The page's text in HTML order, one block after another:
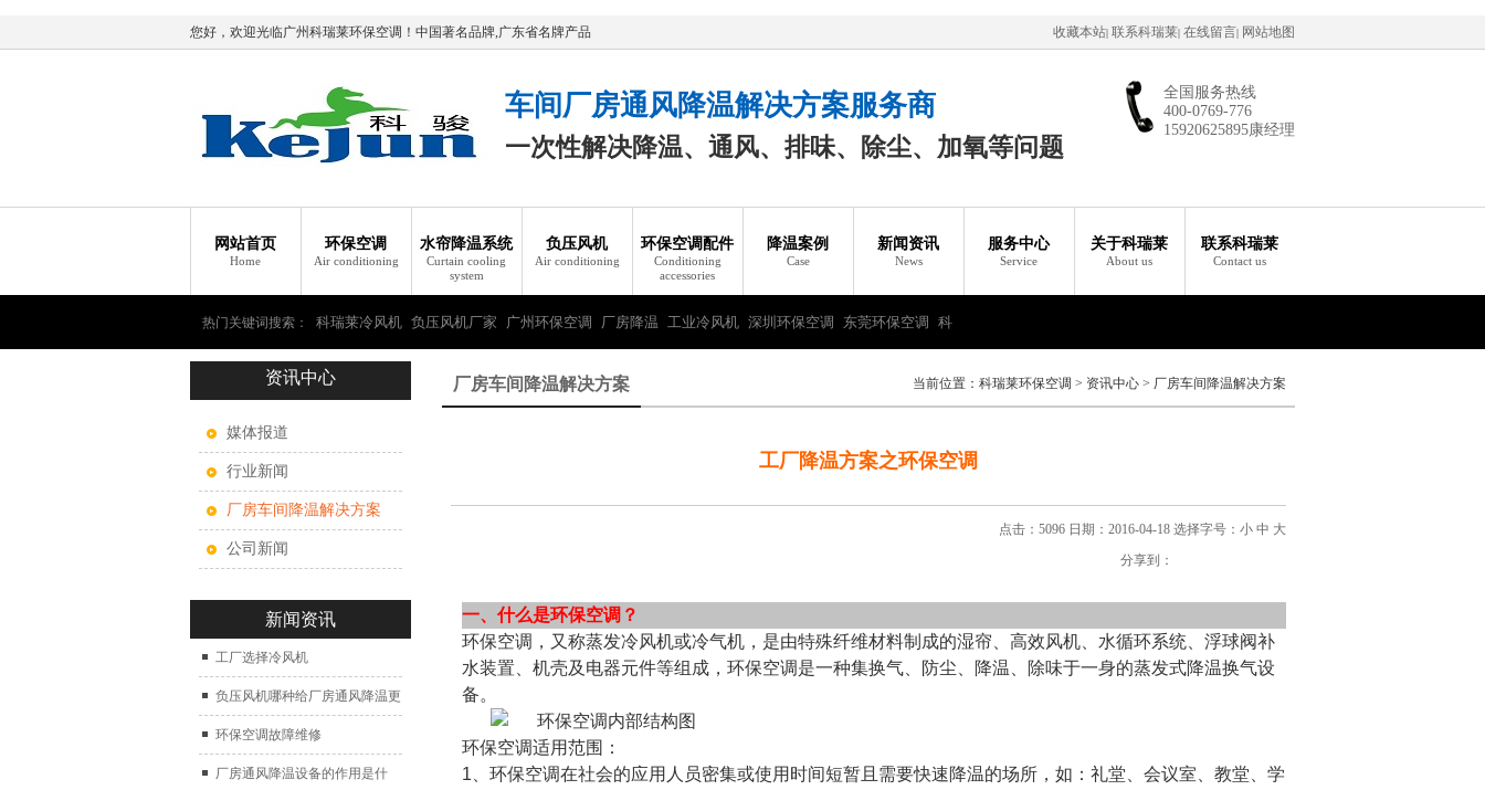
您好，欢迎光临广州科瑞莱环保空调！中国著名品牌,广东省名牌产品 收藏本站| 联系科瑞莱| 在线留言| 网站地图
车间厂房通风降温解决方案服务商
一次性解决降温、通风、排味、除尘、加氧等问题
全国服务热线
400-0769-776
15920625895康经理
网站首页
Home
环保空调
Air conditioning
水帘降温系统
Curtain cooling
system
负压风机
Air conditioning
环保空调配件
Conditioning
accessories
降温案例
Case
新闻资讯
News
服务中心
Service
关于科瑞莱
About us
联系科瑞莱
Contact us
热门关键词搜索： 科瑞莱冷风机 负压风机厂家 广州环保空调 厂房降温 工业冷风机 深圳环保空调 东莞环保空调 科
瑞莱环保空调资讯中心
媒体报道
行业新闻
厂房车间降温解决方案
公司新闻
新闻资讯
工厂选择冷风机
负压风机哪种给厂房通风降温更
好？
环保空调故障维修
厂房通风降温设备的作用是什
厂房车间降温解决方案 当前位置： 科瑞莱环保空调 > 资讯中心 > 厂房车间降温解决方案
工厂降温方案之环保空调
点击：5096 日期：2016-04-18 选择字号： 小 中 大
分享到：
一、什么是环保空调？
环保空调，又称蒸发冷风机或冷气机，是由特殊纤维材料制成的湿帘、高效风机、水循环系统、浮球阀补
水装置、机壳及电器元件等组成，环保空调是一种集换气、防尘、降温、除味于一身的蒸发式降温换气设
备。
环保空调适用范围：
1、环保空调在社会的应用人员密集或使用时间短暂且需要快速降温的场所，如：礼堂、会议室、教堂、学